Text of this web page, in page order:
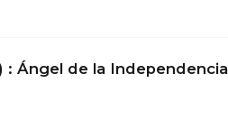
: Ángel de la Independencia